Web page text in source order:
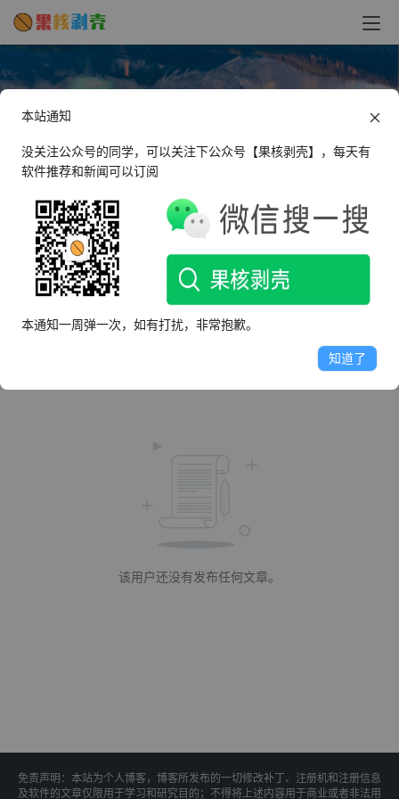
Darren
这个人很懒，什么都没有留下～
该用户还没有发布任何文章。
免责声明：本站为个人博客，博客所发布的一切修改补丁、注册机和注册信息
及软件的文章仅限用于学习和研究目的；不得将上述内容用于商业或者非法用
本站通知
没关注公众号的同学，可以关注下公众号【果核剥壳】，每天有
软件推荐和新闻可以订阅
本通知一周弹一次，如有打扰，非常抱歉。
知道了